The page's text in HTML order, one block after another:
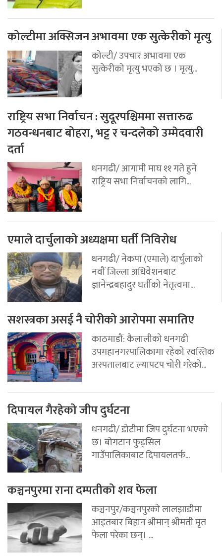
कोल्टीमा अक्सिजन अभावमा एक सुत्केरीको मृत्यु
कोल्टी/ उपचार अभावमा एक
सुत्केरीको मृत्यु भएको छ । मृत्यु...
राष्ट्रिय सभा निर्वाचन : सुदूरपश्चिममा सत्तारुढ
गठवन्धनबाट बोहरा, भट्ट र चन्दलेको उम्मेदवारी
दर्ता
धनगढी/ आगामी माघ ११ गते हुने
राष्ट्रिय सभा निर्वाचनको लागि...
एमाले दार्चुलाको अध्यक्षमा घर्ती निविरोध
धनगढी/ नेकपा (एमाले) दार्चुलाको
नवौं जिल्ला अधिवेशनबाट
ज्ञानेन्द्रबहादुर घर्तीको नेतृत्वमा...
सशस्त्रका असई नै चोरीको आरोपमा समातिए
काठमाडौं: कैलालीको धनगढी
उपमहानगरपालिकामा रहेको स्वस्तिक
अस्पतालबाट ल्यापटप चोरी गरेको...
दिपायल गैरहेको जीप दुर्घटना
धनगढी/ डोटीमा जिप दुर्घटना भएको
छ। बोगटान फुड्सिल
गाउँपालिकाबाट दिपायलतर्फ...
कञ्चनपुरमा राना दम्पतीको शव फेला
कञ्चनपुर/कञ्चनपुरको लालझाडीमा
आइतबार बिहान श्रीमान् श्रीमती मृत
फेला परेका छन्। ...